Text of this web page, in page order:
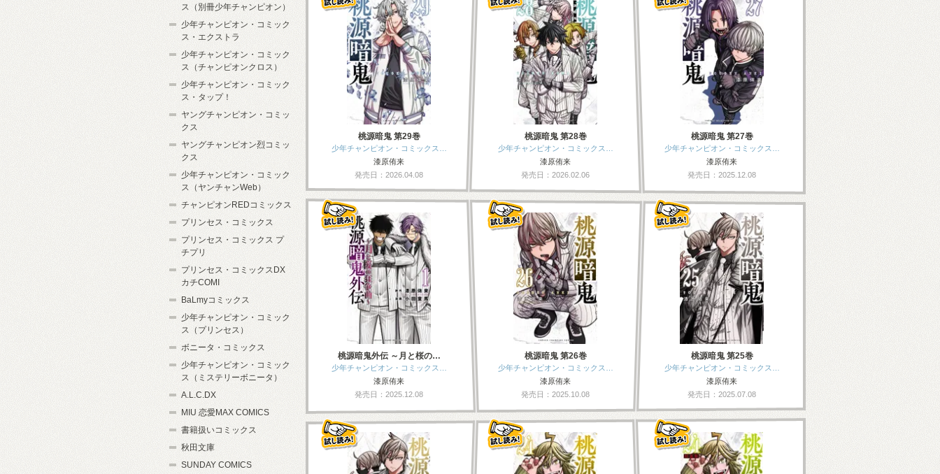
桃源暗鬼 第29巻
少年チャンピオン・コミックス…
漆原侑来
発売日：2026.04.08
桃源暗鬼 第28巻
少年チャンピオン・コミックス…
漆原侑来
発売日：2026.02.06
桃源暗鬼 第27巻
少年チャンピオン・コミックス…
漆原侑来
発売日：2025.12.08
桃源暗鬼外伝 ～月と桜の…
少年チャンピオン・コミックス…
漆原侑来
発売日：2025.12.08
桃源暗鬼 第26巻
少年チャンピオン・コミックス…
漆原侑来
発売日：2025.10.08
桃源暗鬼 第25巻
少年チャンピオン・コミックス…
漆原侑来
発売日：2025.07.08
ス（別冊少年チャンピオン）
少年チャンピオン・コミック
ス・エクストラ
少年チャンピオン・コミック
ス（チャンピオンクロス）
少年チャンピオン・コミック
ス・タップ！
ヤングチャンピオン・コミッ
クス
ヤングチャンピオン烈コミッ
クス
少年チャンピオン・コミック
ス（ヤンチャンWeb）
チャンピオンREDコミックス
プリンセス・コミックス
プリンセス・コミックス プ
チプリ
プリンセス・コミックスDX
カチCOMI
BaLmyコミックス
少年チャンピオン・コミック
ス（プリンセス）
ボニータ・コミックス
少年チャンピオン・コミック
ス（ミステリーボニータ）
A.L.C.DX
MIU 恋愛MAX COMICS
書籍扱いコミックス
秋田文庫
SUNDAY COMICS